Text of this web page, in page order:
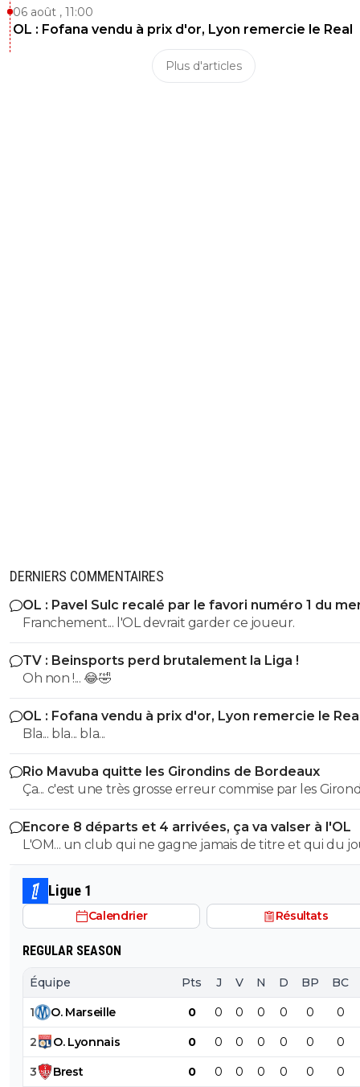
06 août , 11:00
OL : Fofana vendu à prix d'or, Lyon remercie le Real
Plus d'articles
DERNIERS COMMENTAIRES
OL : Pavel Sulc recalé par le favori numéro 1 du
Franchement... l'OL devrait garder ce joueur.
TV : Beinsports perd brutalement la Liga !
Oh non !... 😂🤣
OL : Fofana vendu à prix d'or, Lyon remercie le
Bla... bla... bla...
Rio Mavuba quitte les Girondins de Bordeaux
Ça... c'est une très grosse erreur commise par les
Bordeaux.
Encore 8 départs et 4 arrivées, ça va valser à l'OL
L'OM... un club qui ne gagne jamais de titre et qui du
lendemenain pense remporter la Ligue1. MDR C'est McCourt
qui doit être navré avec tout ce qu'il a dépensé.
Ligue 1
Calendrier Résultats
REGULAR SEASON
Équipe Pts J V N D BP BC
1 O. Marseille 0 0 0 0 0 0 0
2 O. Lyonnais 0 0 0 0 0 0 0
3 Brest 0 0 0 0 0 0 0